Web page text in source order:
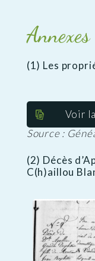
Annexes
(1) Les
Voir
Source :
(2) Décès
C(h)aillou